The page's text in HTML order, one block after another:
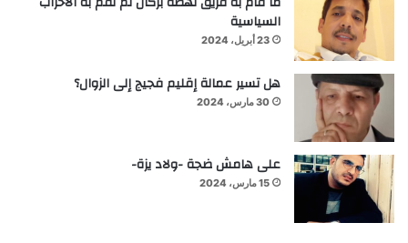
السياسية
23 أبريل، 2024
هل تسير عمالة إقليم فجيج إلى الزوال؟
30 مارس، 2024
على هامش ضجة -ولاد يزة-
15 مارس، 2024